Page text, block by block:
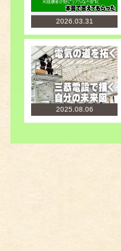
2026.03.31
2025.08.06